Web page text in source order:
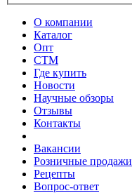
О компании
Каталог
Опт
СТМ
Где купить
Новости
Научные обзоры
Отзывы
Контакты
Вакансии
Розничные продажи
Рецепты
Вопрос-ответ